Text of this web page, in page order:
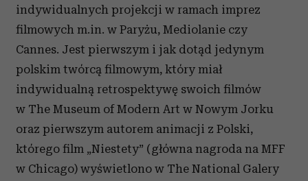
indywidualnych projekcji w ramach imprez
filmowych m.in. w Paryżu, Mediolanie czy
Cannes. Jest pierwszym i jak dotąd jedynym
polskim twórcą filmowym, który miał
indywidualną retrospektywę swoich filmów
w The Museum of Modern Art w Nowym Jorku
oraz pierwszym autorem animacji z Polski,
którego film „Niestety” (główna nagroda na MFF
w Chicago) wyświetlono w The National Galery